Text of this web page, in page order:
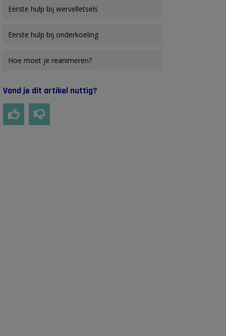
Eerste hulp bij wervelletsels
Eerste hulp bij onderkoeling
Hoe moet je reanimeren?
Vond je dit artikel nuttig?